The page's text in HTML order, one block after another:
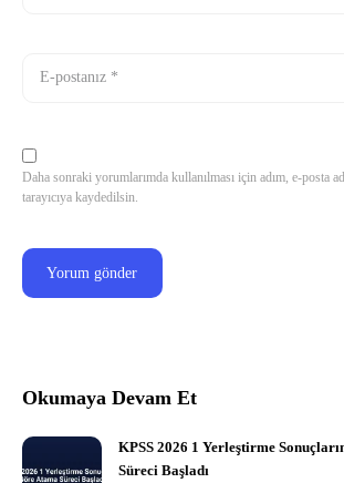
Daha sonraki yorumlarımda kullanılması için adım, e-posta
tarayıcıya kaydedilsin.
Okumaya Devam Et
KPSS 2026 1 Yerleştirme
Süreci Başladı